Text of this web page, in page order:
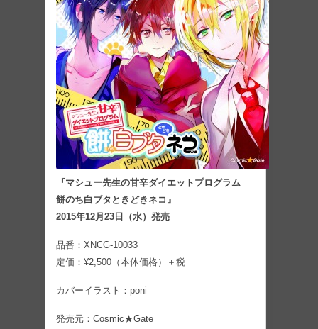
『マシュー先生の甘辛ダイエットプログラム
餅のち白ブタときどきネコ』
2015年12月23日（水）発売
品番：XNCG-10033
定価：¥2,500（本体価格）＋税
カバーイラスト：poni
発売元：Cosmic★Gate